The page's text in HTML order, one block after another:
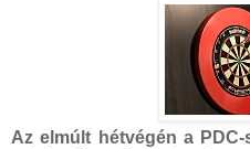
Az elmúlt hétvégén a